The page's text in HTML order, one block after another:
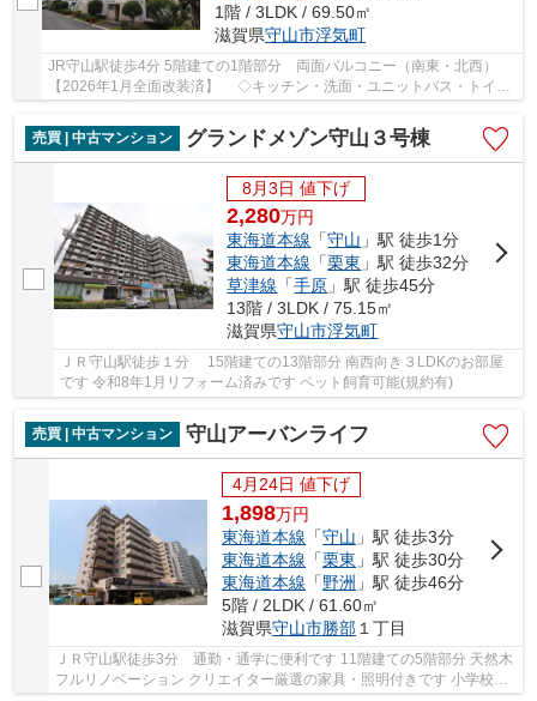
1階 / 3LDK / 69.50㎡
滋賀県守山市浮気町
JR守山駅徒歩4分 5階建ての1階部分 両面バルコニー（南東・北西）
【2026年1月全面改装済】 ◇キッチン・洗面・ユニットバス・トイレ
新調 ◇全室クロス貼替・フロアタイル上貼・畳新...
売買 | 中古マンション
グランドメゾン守山３号棟
8月3日 値下げ
2,280万円
東海道本線 「守山 」駅 徒歩1分
東海道本線 「栗東 」駅 徒歩32分
草津線 「手原 」駅 徒歩45分
13階 / 3LDK / 75.15㎡
滋賀県守山市浮気町
ＪＲ守山駅徒歩１分 15階建ての13階部分 南西向き３LDKのお部屋
です 令和8年1月リフォーム済みです ペット飼育可能(規約有)
売買 | 中古マンション 守山アーバンライフ
4月24日 値下げ
1,898万円
東海道本線 「守山 」駅 徒歩3分
東海道本線 「栗東 」駅 徒歩30分
東海道本線 「野洲 」駅 徒歩46分
5階 / 2LDK / 61.60㎡
滋賀県守山市勝部１丁目
ＪＲ守山駅徒歩3分 通勤・通学に便利です 11階建ての5階部分 天然木
フルリノベーション クリエイター厳選の家具・照明付きです 小学校ま